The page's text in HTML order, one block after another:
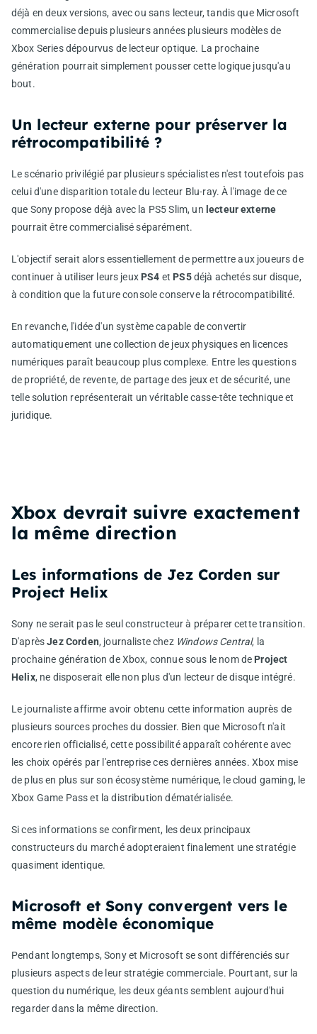
déjà en deux versions, avec ou sans lecteur, tandis que Microsoft
commercialise depuis plusieurs années plusieurs modèles de
Xbox Series dépourvus de lecteur optique. La prochaine
génération pourrait simplement pousser cette logique jusqu'au
bout.
Un lecteur externe pour préserver la
rétrocompatibilité ?
Le scénario privilégié par plusieurs spécialistes n'est toutefois pas
celui d'une disparition totale du lecteur Blu-ray. À l'image de ce
que Sony propose déjà avec la PS5 Slim, un lecteur externe
pourrait être commercialisé séparément.
L'objectif serait alors essentiellement de permettre aux joueurs de
continuer à utiliser leurs jeux PS4 et PS5déjà achetés sur disque,
à condition que la future console conserve la rétrocompatibilité.
En revanche, l'idée d'un système capable de convertir
automatiquement une collection de jeux physiques en licences
numériques paraît beaucoup plus complexe. Entre les questions
de propriété, de revente, de partage des jeux et de sécurité, une
telle solution représenterait un véritable casse-tête technique et
juridique.
Xbox devrait suivre exactement
la même direction
Les informations de Jez Corden sur
Project Helix
Sony ne serait pas le seul constructeur à préparer cette transition.
D'aprèsJez Corden, journaliste chez Windows Central, la
prochaine génération de Xbox, connue sous le nom de Project
Helix, ne disposerait elle non plus d'un lecteur de disque intégré.
Le journaliste affirme avoir obtenu cette information auprès de
plusieurs sources proches du dossier. Bien que Microsoft n'ait
encore rien officialisé, cette possibilité apparaît cohérente avec
les choix opérés par l'entreprise ces dernières années. Xbox mise
de plus en plus sur son écosystème numérique, le cloud gaming, le
Xbox Game Pass et la distribution dématérialisée.
Si ces informations se confirment, les deux principaux
constructeurs du marché adopteraient finalement une stratégie
quasiment identique.
Microsoft et Sony convergent vers le
même modèle économique
Pendant longtemps, Sony et Microsoft se sont différenciés sur
plusieurs aspects de leur stratégie commerciale. Pourtant, sur la
question du numérique, les deux géants semblent aujourd'hui
regarder dans la même direction.